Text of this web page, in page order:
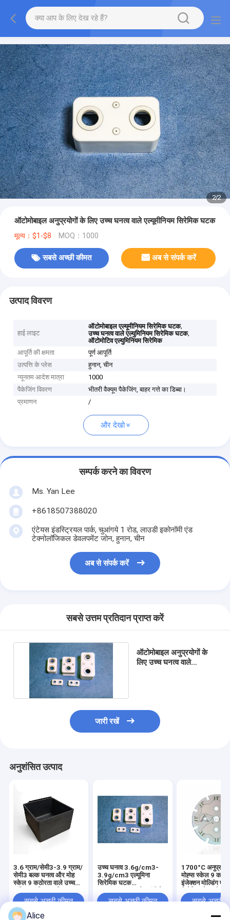
2/2
ऑटोमोबाइल अनुप्रयोगों के लिए उच्च घनत्व वाले एल्यूमीनियम सिरेमिक घटक
मूल्य：$1-$8 MOQ：1000
सबसे अच्छी कीमत अब से संपर्क करें
उत्पाद विवरण
हाई लाइट
ऑटोमोबाइल एल्यूमीनियम सिरेमिक घटक,
उच्च घनत्व वाले एल्युमिनियम सिरेमिक घटक,
ऑटोमोटिव एल्युमिनियम सिरेमिक
आपूर्ति की क्षमता
पूर्ण आपूर्ति
उत्पत्ति के प्लेस
हुनान, चीन
न्यूनतम आदेश मात्रा
1000
पैकेजिंग विवरण
भीतरी वैक्यूम पैकेजिंग, बाहर गत्ते का डिब्बा।
प्रमाणन
/
और देखो
सम्पर्क करने का विवरण
Ms. Yan Lee
+8618507388020
एंटेयस इंडस्ट्रियल पार्क, चुआंगये 1 रोड, लाउडी इकोनॉमी एंड
टेक्नोलॉजिकल डेवलपमेंट जोन, हुनान, चीन
अब से संपर्क करें
सबसे उत्तम प्रतिदान प्राप्त करें
ऑटोमोबाइल अनुप्रयोगों के
लिए उच्च घनत्व वाले
जारी रखें
अनुशंसित उत्पाद
3.6 ग्राम/सेमी3-3.9 ग्राम/
सेमी3 बल्क घनत्व और मोह
स्केल 9 कठोरता वाले उच्च
सिरेमिक घटक जो 1700
डिग्री सेल्सियस तक तापमान
झेलने में सक्षम हैं
सबसे अच्छी कीमत
उच्च घनत्व 3.6g/cm3-
3.9g/cm3 एल्यूमिना
सिरेमिक घटक
साथ 1700°C अनुप्रयोगों के
सबसे अच्छी कीमत
1700°C
मोह्स स्केल 9
इंजेक्शन मोल्डिंग
सबसे अच्छी
Alice